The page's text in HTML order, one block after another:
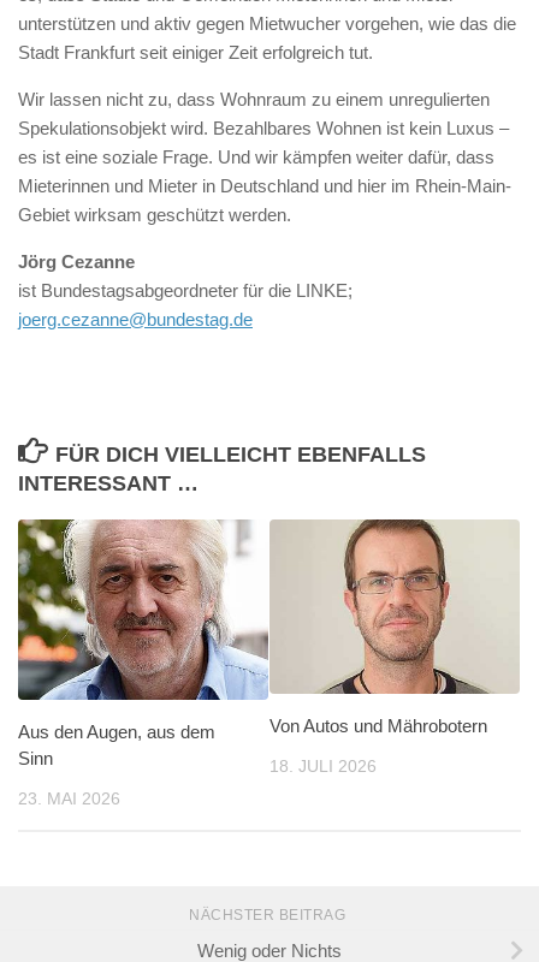
unterstützen und aktiv gegen Mietwucher vorgehen, wie das die
Stadt Frankfurt seit einiger Zeit erfolgreich tut.
Wir lassen nicht zu, dass Wohnraum zu einem unregulierten
Spekulationsobjekt wird. Bezahlbares Wohnen ist kein Luxus –
es ist eine soziale Frage. Und wir kämpfen weiter dafür, dass
Mieterinnen und Mieter in Deutschland und hier im Rhein-Main-
Gebiet wirksam geschützt werden.
Jörg Cezanne
ist Bundestagsabgeordneter für die LINKE;
joerg.cezanne@bundestag.de
FÜR DICH VIELLEICHT EBENFALLS
INTERESSANT …
Aus den Augen, aus dem
Sinn
23. MAI 2026
Von Autos und Mährobotern
18. JULI 2026
NÄCHSTER BEITRAG
Wenig oder Nichts